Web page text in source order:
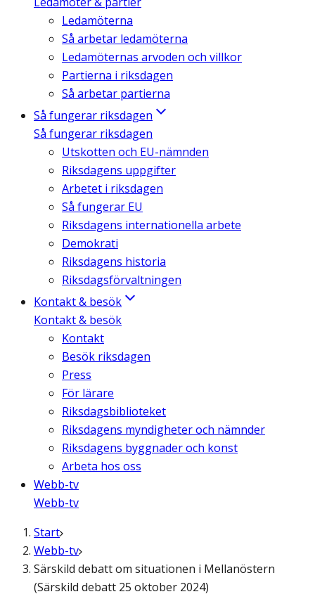
Ledamöterna
Så arbetar ledamöterna
Ledamöternas arvoden och villkor
Partierna i riksdagen
Så arbetar partierna
Så fungerar riksdagen
Så fungerar riksdagen
Utskotten och EU-nämnden
Riksdagens uppgifter
Arbetet i riksdagen
Så fungerar EU
Riksdagens internationella arbete
Demokrati
Riksdagens historia
Riksdagsförvaltningen
Kontakt & besök
Kontakt & besök
Kontakt
Besök riksdagen
Press
För lärare
Riksdagsbiblioteket
Riksdagens myndigheter och nämnder
Riksdagens byggnader och konst
Arbeta hos oss
Webb-tv
Webb-tv
Start
Webb-tv
Särskild debatt om situationen i Mellanöstern
(Särskild debatt 25 oktober 2024)